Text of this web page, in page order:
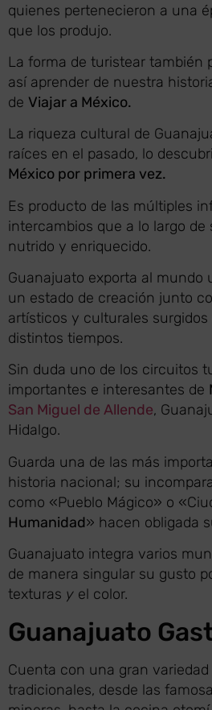
quienes pertenecieron a una
que los produjo.
La forma de turistear también
así aprender de nuestra
de Viajar a México.
La riqueza cultural de
raíces en el pasado, lo
México por primera vez.
Es producto de las múltiples
intercambios que a lo largo de
nutrido y enriquecido.
Guanajuato exporta al mundo
un estado de creación junto
artísticos y culturales
distintos tiempos.
Sin duda uno de los circuitos
importantes e interesantes de
San Miguel de Allende,
Hidalgo.
Guarda una de las más
historia nacional; su
como «Pueblo Mágico» o
Humanidad» hacen obligada
Guanajuato integra varios
de manera singular su gusto
texturas y el color.
Guanajuato
Cuenta con una gran variedad
tradicionales, desde las